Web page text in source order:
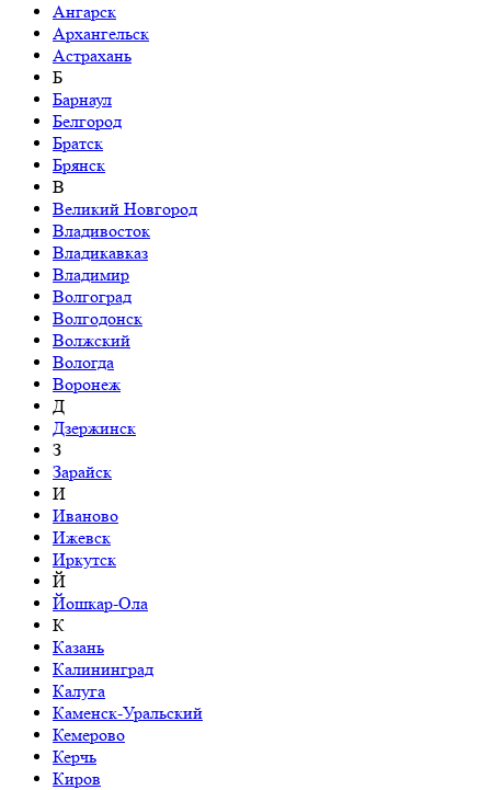
Ангарск
Архангельск
Астрахань
Б
Барнаул
Белгород
Братск
Брянск
В
Великий Новгород
Владивосток
Владикавказ
Владимир
Волгоград
Волгодонск
Волжский
Вологда
Воронеж
Д
Дзержинск
З
Зарайск
И
Иваново
Ижевск
Иркутск
Й
Йошкар-Ола
К
Казань
Калининград
Калуга
Каменск-Уральский
Кемерово
Керчь
Киров